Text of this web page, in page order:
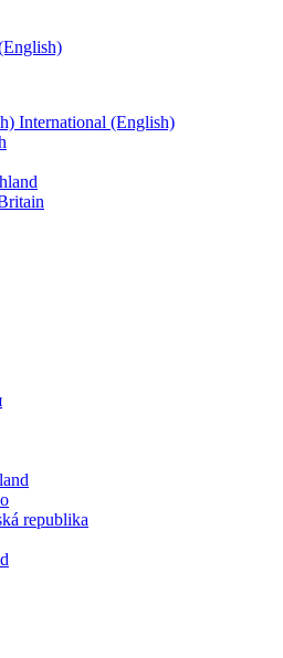
International (English)
republika